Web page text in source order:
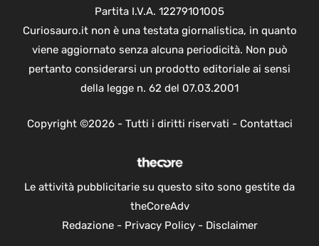
Partita I.V.A. 12279101005
Curiosauro.it non è una testata giornalistica, in quanto
viene aggiornato senza alcuna periodicità. Non può
pertanto considerarsi un prodotto editoriale ai sensi
della legge n. 62 del 07.03.2001
Copyright ©2026 - Tutti i diritti riservati - Contattaci
Le attività pubblicitarie su questo sito sono gestite da
theCoreAdv
Redazione- Privacy Policy- Disclaimer